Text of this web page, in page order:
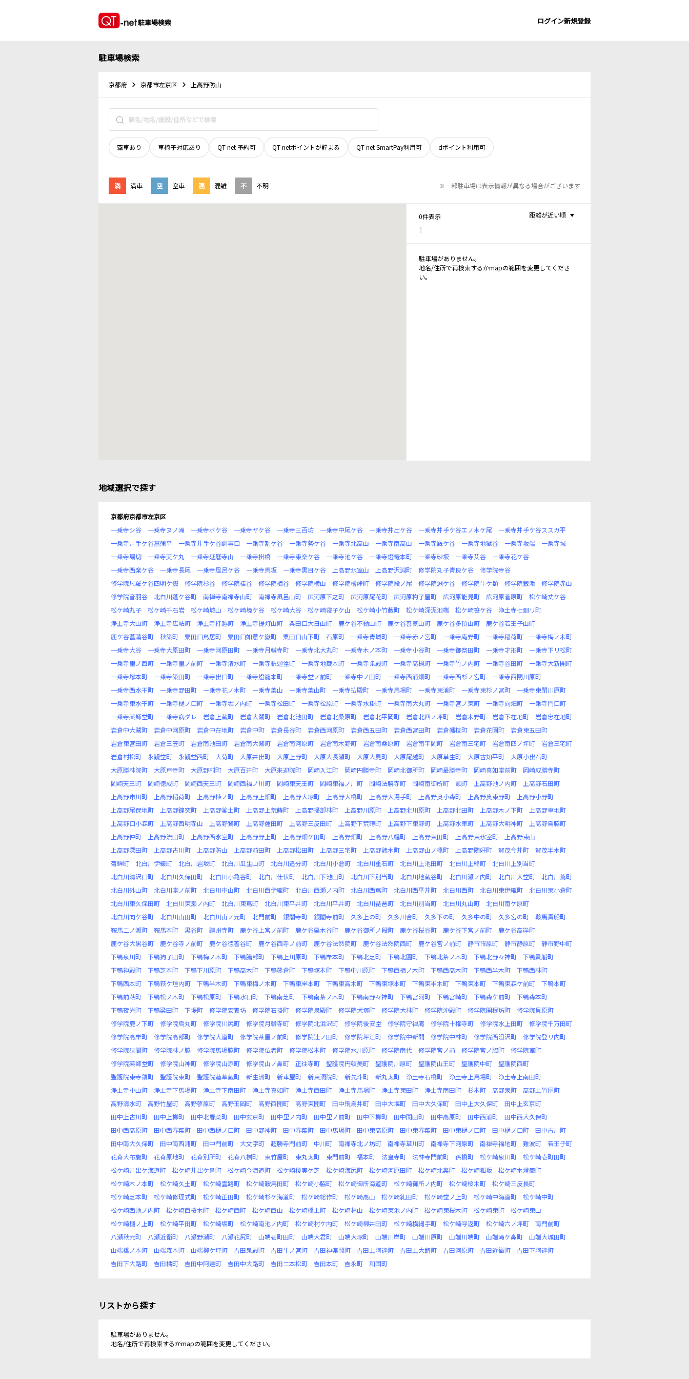
駐車場検索 ログイン新規登録
駐車場検索
京都府 京都市左京区 上高野防山
空車あり 車椅子対応あり QT-net 予約可 QT-netポイントが貯まる QT-net SmartPay利用可 dポイント利用可
満 満車 空 空車 混 混雑 不 不明 ※一部駐車場は表示情報が異なる場合がございます
0件表示
1
距離が近い順
駐車場がありません。
地名/住所で再検索するかmapの範囲を変更してくださ
い。
地域選択で探す
京都府京都市左京区
一乗寺シ谷
一乗寺ヌノ滝 一乗寺ボケ谷 一乗寺ヤケ谷 一乗寺三百坊 一乗寺中尾ケ谷 一乗寺井出ケ谷 一乗寺井手ケ谷エノ木ケ尾
一乗寺井手ケ谷ススガ平
一乗寺井手ケ谷菖蒲平
一乗寺井手ケ谷調専口 一乗寺割ケ谷 一乗寺勢ケ谷 一乗寺北高山 一乗寺南高山 一乗寺厩ケ谷 一乗寺地獄谷 一乗寺坂端
一乗寺城
一乗寺堀切
一乗寺天ケ丸 一乗寺延暦寺山 一乗寺掛橋 一乗寺東楽ケ谷 一乗寺池ケ谷 一乗寺燈篭本町 一乗寺砂坂 一乗寺艾谷
一乗寺花ケ谷
一乗寺西楽ケ谷
一乗寺長尾 一乗寺風呂ケ谷 一乗寺馬坂 一乗寺黒目ケ谷 上高野氷室山 上高野沢淵町 修学院丸子青良ケ谷
修学院寺谷
修学院尺羅ケ谷四明ケ嶽
修学院杉谷 修学院桂谷 修学院梅谷 修学院横山 修学院檜峠町 修学院段ノ尾 修学院淵ケ谷 修学院牛ケ額 修学院藪添
修学院赤山
修学院音羽谷
北白川蓬ケ谷町 南禅寺南禅寺山町 南禅寺風呂山町 広河原下之町 広河原尾花町 広河原杓子屋町 広河原能見町 広河原菅原町
松ケ崎丈ケ谷
松ケ崎丸子
松ケ崎千石岩 松ケ崎城山 松ケ崎境ケ谷 松ケ崎大谷 松ケ崎寝子ケ山 松ケ崎小竹藪町 松ケ崎深泥池端 松ケ崎笹ケ谷
浄土寺七廻リ町
浄土寺大山町
浄土寺広帖町 浄土寺打越町 浄土寺提灯山町 粟田口大日山町 鹿ケ谷不動山町 鹿ケ谷善気山町 鹿ケ谷多頂山町
鹿ケ谷若王子山町
鹿ケ谷菖蒲谷町
秋築町 粟田口鳥居町 粟田口如意ケ嶽町 粟田口山下町 石原町 一乗寺青城町 一乗寺赤ノ宮町 一乗寺庵野町 一乗寺稲荷町
一乗寺梅ノ木町
一乗寺大谷
一乗寺大原田町 一乗寺河原田町 一乗寺月輪寺町 一乗寺北大丸町 一乗寺木ノ本町 一乗寺小谷町 一乗寺御祭田町 一乗寺才形町
一乗寺下リ松町
一乗寺里ノ西町
一乗寺里ノ前町 一乗寺清水町 一乗寺釈迦堂町 一乗寺地蔵本町 一乗寺染殿町 一乗寺高槻町 一乗寺竹ノ内町 一乗寺谷田町
一乗寺大新開町
一乗寺塚本町
一乗寺築田町 一乗寺出口町 一乗寺燈籠本町 一乗寺堂ノ前町 一乗寺中ノ田町 一乗寺西浦畑町 一乗寺西杉ノ宮町
一乗寺西閉川原町
一乗寺西水干町
一乗寺野田町 一乗寺花ノ木町 一乗寺葉山 一乗寺葉山町 一乗寺払殿町 一乗寺馬場町 一乗寺東浦町 一乗寺東杉ノ宮町
一乗寺東閉川原町
一乗寺東水干町
一乗寺樋ノ口町 一乗寺堀ノ内町 一乗寺松田町 一乗寺松原町 一乗寺水掛町 一乗寺南大丸町 一乗寺宮ノ東町 一乗寺向畑町
一乗寺門口町
一乗寺薬師堂町
一乗寺病ダレ 岩倉上蔵町 岩倉大鷺町 岩倉北池田町 岩倉北桑原町 岩倉北平岡町 岩倉北四ノ坪町 岩倉木野町 岩倉下在地町
岩倉忠在地町
岩倉中大鷺町
岩倉中河原町 岩倉中在地町 岩倉中町 岩倉長谷町 岩倉西河原町 岩倉西五田町 岩倉西宮田町 岩倉幡枝町 岩倉花園町
岩倉東五田町
岩倉東宮田町
岩倉三笠町 岩倉南池田町 岩倉南大鷺町 岩倉南河原町 岩倉南木野町 岩倉南桑原町 岩倉南平岡町 岩倉南三宅町 岩倉南四ノ坪町
岩倉三宅町
岩倉村松町
永観堂町 永観堂西町 大菊町 大原井出町 大原上野町 大原大長瀬町 大原大見町 大原尾越町 大原草生町 大原古知平町
大原小出石町
大原勝林院町
大原戸寺町 大原野村町 大原百井町 大原来迎院町 岡崎入江町 岡崎円勝寺町 岡崎北御所町 岡崎最勝寺町 岡崎真如堂前町
岡崎成勝寺町
岡崎天王町
岡崎徳成町 岡崎西天王町 岡崎西福ノ川町 岡崎東天王町 岡崎東福ノ川町 岡崎法勝寺町 岡崎南御所町 頭町 上高野池ノ内町
上高野石田町
上高野市川町
上高野稲荷町 上高野植ノ町 上高野上畑町 上高野大塚町 上高野大橋町 上高野大湯手町 上高野奥小森町 上高野奥東野町
上高野小野町
上高野尾保地町
上高野鐘突町 上高野釜土町 上高野上荒蒔町 上高野掃部林町 上高野川原町 上高野北川原町 上高野北田町 上高野木ノ下町
上高野車地町
上高野口小森町
上高野西明寺山 上高野鷺町 上高野薩田町 上高野三反田町 上高野下荒蒔町 上高野下東野町 上高野水車町 上高野大明神町
上高野鳥脇町
上高野仲町
上高野流田町 上高野西氷室町 上高野野上町 上高野畑ケ田町 上高野畑町 上高野八幡町 上高野東田町 上高野東氷室町
上高野東山
上高野深田町
上高野古川町 上高野防山 上高野前田町 上高野松田町 上高野三宅町 上高野諸木町 上高野山ノ橋町 上高野隣好町 賀茂今井町
賀茂半木町
菊鉾町
北白川伊織町 北白川岩坂町 北白川瓜生山町 北白川追分町 北白川小倉町 北白川重石町 北白川上池田町 北白川上終町
北白川上別当町
北白川清沢口町
北白川久保田町 北白川小亀谷町 北白川仕伏町 北白川下池田町 北白川下別当町 北白川地蔵谷町 北白川瀬ノ内町 北白川大堂町
北白川蔦町
北白川外山町
北白川堂ノ前町 北白川中山町 北白川西伊織町 北白川西瀬ノ内町 北白川西蔦町 北白川西平井町 北白川西町 北白川東伊織町
北白川東小倉町
北白川東久保田町
北白川東瀬ノ内町 北白川東蔦町 北白川東平井町 北白川平井町 北白川琵琶町 北白川別当町 北白川丸山町
北白川南ケ原町
北白川向ケ谷町
北白川山田町 北白川山ノ元町 北門前町 銀閣寺町 銀閣寺前町 久多上の町 久多川合町 久多下の町 久多中の町 久多宮の町
鞍馬貴船町
鞍馬二ノ瀬町
鞍馬本町 黒谷町 讃州寺町 鹿ケ谷上宮ノ前町 鹿ケ谷栗木谷町 鹿ケ谷御所ノ段町 鹿ケ谷桜谷町 鹿ケ谷下宮ノ前町
鹿ケ谷高岸町
鹿ケ谷大黒谷町
鹿ケ谷寺ノ前町 鹿ケ谷徳善谷町 鹿ケ谷西寺ノ前町 鹿ケ谷法然院町 鹿ケ谷法然院西町 鹿ケ谷宮ノ前町 静市市原町 静市静原町
静市野中町
下鴨泉川町
下鴨狗子田町 下鴨梅ノ木町 下鴨膳部町 下鴨上川原町 下鴨岸本町 下鴨北芝町 下鴨北園町 下鴨北茶ノ木町 下鴨北野々神町
下鴨貴船町
下鴨神殿町
下鴨芝本町 下鴨下川原町 下鴨高木町 下鴨蓼倉町 下鴨塚本町 下鴨中川原町 下鴨西梅ノ木町 下鴨西高木町 下鴨西半木町
下鴨西林町
下鴨西本町
下鴨萩ケ垣内町 下鴨半木町 下鴨東梅ノ木町 下鴨東岸本町 下鴨東高木町 下鴨東塚本町 下鴨東半木町 下鴨東本町 下鴨東森ケ前町
下鴨本町
下鴨前萩町
下鴨松ノ木町 下鴨松原町 下鴨水口町 下鴨南芝町 下鴨南茶ノ木町 下鴨南野々神町 下鴨宮河町 下鴨宮崎町 下鴨森ケ前町
下鴨森本町
下鴨夜光町
下鴨梁田町 下堤町 修学院安養坊 修学院石掛町 修学院泉殿町 修学院犬塚町 修学院大林町 修学院沖殿町 修学院開根坊町
修学院貝原町
修学院鹿ノ下町
修学院烏丸町 修学院川尻町 修学院月輪寺町 修学院北沮沢町 修学院後安堂 修学院守禅庵 修学院十権寺町 修学院水上田町
修学院千万田町
修学院高岸町
修学院高部町 修学院大道町 修学院茶屋ノ前町 修学院辻ノ田町 修学院坪江町 修学院中新開 修学院中林町 修学院西沮沢町
修学院登リ内町
修学院狭間町
修学院林ノ脇 修学院馬場脇町 修学院仏者町 修学院松本町 修学院水川原町 修学院南代 修学院宮ノ前 修学院宮ノ脇町
修学院室町
修学院薬師堂町
修学院山神町 修学院山添町 修学院山ノ鼻町 正往寺町 聖護院円頓美町 聖護院川原町 聖護院山王町 聖護院中町
聖護院西町
聖護院東寺領町
聖護院東町 聖護院蓮華蔵町 新生洲町 新車屋町 新東洞院町 新先斗町 新丸太町 浄土寺石橋町 浄土寺上馬場町
浄土寺上南田町
浄土寺小山町
浄土寺下馬場町 浄土寺下南田町 浄土寺真如町 浄土寺西田町 浄土寺馬場町 浄土寺東田町 浄土寺南田町 杉本町 高野泉町
高野上竹屋町
高野清水町
高野竹屋町 高野蓼原町 高野玉岡町 高野西開町 高野東開町 田中飛鳥井町 田中大堰町 田中大久保町 田中上大久保町
田中上玄京町
田中上古川町
田中上柳町 田中北春菜町 田中玄京町 田中里ノ内町 田中里ノ前町 田中下柳町 田中関田町 田中高原町 田中西浦町
田中西大久保町
田中西高原町
田中西春菜町 田中西樋ノ口町 田中野神町 田中春菜町 田中馬場町 田中東高原町 田中東春菜町 田中東樋ノ口町 田中樋ノ口町
田中古川町
田中南大久保町
田中南西浦町 田中門前町 大文字町 超勝寺門前町 中川町 南禅寺北ノ坊町 南禅寺草川町 南禅寺下河原町 南禅寺福地町 難波町
若王子町
花脊大布施町
花脊原地町 花脊別所町 花脊八桝町 東竹屋町 東丸太町 東門前町 福本町 法皇寺町 法林寺門前町 孫橋町 松ケ崎泉川町
松ケ崎壱町田町
松ケ崎井出ケ海道町
松ケ崎井出ケ鼻町 松ケ崎今海道町 松ケ崎榎実ケ芝 松ケ崎海尻町 松ケ崎河原田町 松ケ崎北裏町 松ケ崎狐坂
松ケ崎木燈籠町
松ケ崎木ノ本町
松ケ崎久土町 松ケ崎雲路町 松ケ崎鞍馬田町 松ケ崎小脇町 松ケ崎御所海道町 松ケ崎御所ノ内町 松ケ崎桜木町
松ケ崎三反長町
松ケ崎芝本町
松ケ崎修理式町 松ケ崎正田町 松ケ崎杉ケ海道町 松ケ崎総作町 松ケ崎高山 松ケ崎糺田町 松ケ崎堂ノ上町 松ケ崎中海道町
松ケ崎中町
松ケ崎西池ノ内町
松ケ崎西桜木町 松ケ崎西町 松ケ崎西山 松ケ崎橋上町 松ケ崎林山 松ケ崎東池ノ内町 松ケ崎東桜木町 松ケ崎東町
松ケ崎東山
松ケ崎樋ノ上町
松ケ崎平田町 松ケ崎堀町 松ケ崎南池ノ内町 松ケ崎村ケ内町 松ケ崎柳井田町 松ケ崎横縄手町 松ケ崎呼返町 松ケ崎六ノ坪町
南門前町
八瀬秋元町
八瀬近衛町 八瀬野瀬町 八瀬花尻町 山端壱町田町 山端大君町 山端大塚町 山端川岸町 山端川原町 山端川端町 山端滝ケ鼻町
山端大城田町
山端橋ノ本町
山端森本町 山端柳ケ坪町 吉田泉殿町 吉田牛ノ宮町 吉田神楽岡町 吉田上阿達町 吉田上大路町 吉田河原町 吉田近衛町
吉田下阿達町
吉田下大路町
吉田橘町 吉田中阿達町 吉田中大路町 吉田二本松町 吉田本町 吉永町 和国町
リストから探す
駐車場がありません。
地名/住所で再検索するかmapの範囲を変更してください。